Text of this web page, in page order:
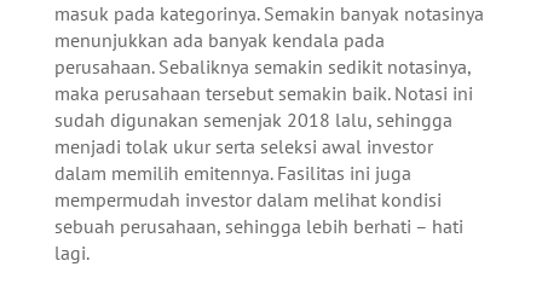
masuk pada kategorinya. Semakin banyak notasinya
menunjukkan ada banyak kendala pada
perusahaan. Sebaliknya semakin sedikit notasinya,
maka perusahaan tersebut semakin baik. Notasi ini
sudah digunakan semenjak 2018 lalu, sehingga
menjadi tolak ukur serta seleksi awal investor
dalam memilih emitennya. Fasilitas ini juga
mempermudah investor dalam melihat kondisi
sebuah perusahaan, sehingga lebih berhati – hati
lagi.